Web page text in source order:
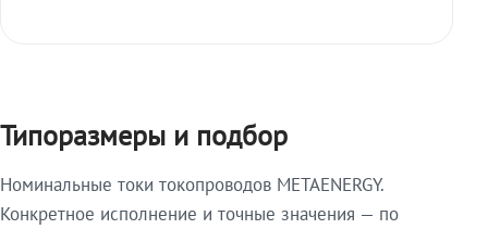
Типоразмеры и подбор
Номинальные токи токопроводов METAENERGY.
Конкретное исполнение и точные значения — по